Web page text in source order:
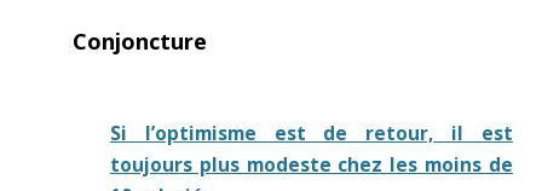
Conjoncture
Si l’optimisme est de retour, il est
toujours plus modeste chez les moins de